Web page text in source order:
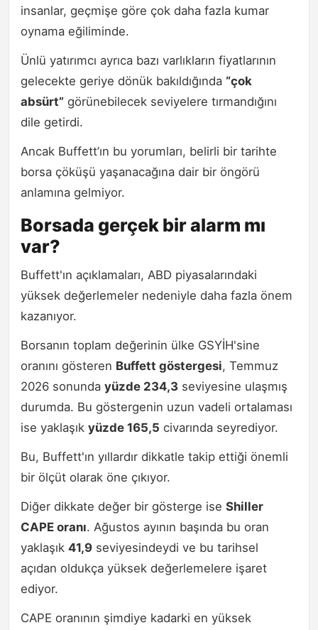
insanlar, geçmişe göre çok daha fazla kumar
oynama eğiliminde.
Ünlü yatırımcı ayrıca bazı varlıkların fiyatlarının
gelecekte geriye dönük bakıldığında “çok
absürt” görünebilecek seviyelere tırmandığını
dile getirdi.
Ancak Buffett’ın bu yorumları, belirli bir tarihte
borsa çöküşü yaşanacağına dair bir öngörü
anlamına gelmiyor.
Borsada gerçek bir alarm mı
var?
Buffett'ın açıklamaları, ABD piyasalarındaki
yüksek değerlemeler nedeniyle daha fazla önem
kazanıyor.
Borsanın toplam değerinin ülke GSYİH'sine
oranını gösteren Buffett göstergesi, Temmuz
2026 sonunda yüzde 234,3 seviyesine ulaşmış
durumda. Bu göstergenin uzun vadeli ortalaması
ise yaklaşık yüzde 165,5 civarında seyrediyor.
Bu, Buffett'ın yıllardır dikkatle takip ettiği önemli
bir ölçüt olarak öne çıkıyor.
Diğer dikkate değer bir gösterge ise Shiller
CAPE oranı. Ağustos ayının başında bu oran
yaklaşık 41,9 seviyesindeydi ve bu tarihsel
açıdan oldukça yüksek değerlemelere işaret
ediyor.
CAPE oranının şimdiye kadarki en yüksek